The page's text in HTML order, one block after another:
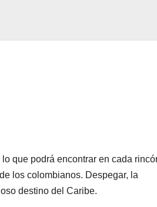
que podrá encontrar en cada
los colombianos. Despegar, la
destino del Caribe.